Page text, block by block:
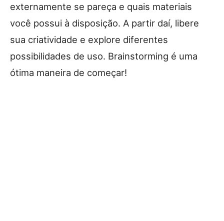
externamente se pareça e quais materiais
você possui à disposição. A partir daí, libere
sua criatividade e explore diferentes
possibilidades de uso. Brainstorming é uma
ótima maneira de começar!